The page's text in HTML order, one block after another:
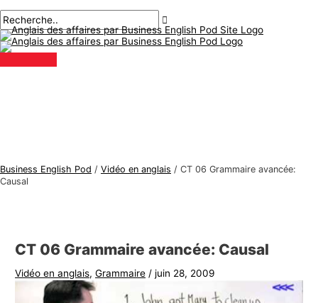
au
contenu
principal
Business English Pod / Vidéo en anglais / CT 06 Grammaire avancée:
Causal
CT 06 Grammaire avancée: Causal
Vidéo en anglais,Grammaire /juin 28, 2009
des
articles
ici..
mail*
S
u
j
e
n
s
R
e
c
h
r